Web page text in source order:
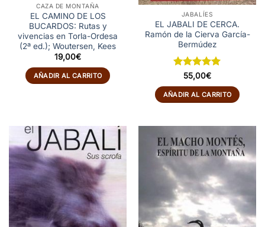
CAZA DE MONTAÑA
EL CAMINO DE LOS
BUCARDOS: Rutas y
vivencias en Torla-Ordesa
(2ª ed.); Woutersen, Kees
19,00€
AÑADIR AL CARRITO
JABALÍES
EL JABALI DE CERCA.
Ramón de la Cierva García-
Bermúdez
Valorado
con5de 5
55,00€
AÑADIR AL CARRITO